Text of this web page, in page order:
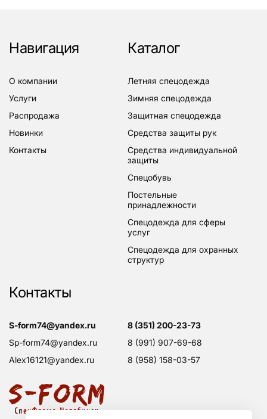
Навигация
о компании
услуги
распродажа
новинки
контакты
Каталог
летняя спецодежда
зимняя спецодежда
защитная спецодежда
средства защиты рук
средства индивидуальной
защиты
спецобувь
постельные
принадлежности
спецодежда для сферы
услуг
спецодежда для охранных
структур
Контакты
s-form74@yandex.ru
sp-form74@yandex.ru
alex16121@yandex.ru
8 (351) 200-23-73
8 (991) 907-69-68
8 (958) 158-03-57